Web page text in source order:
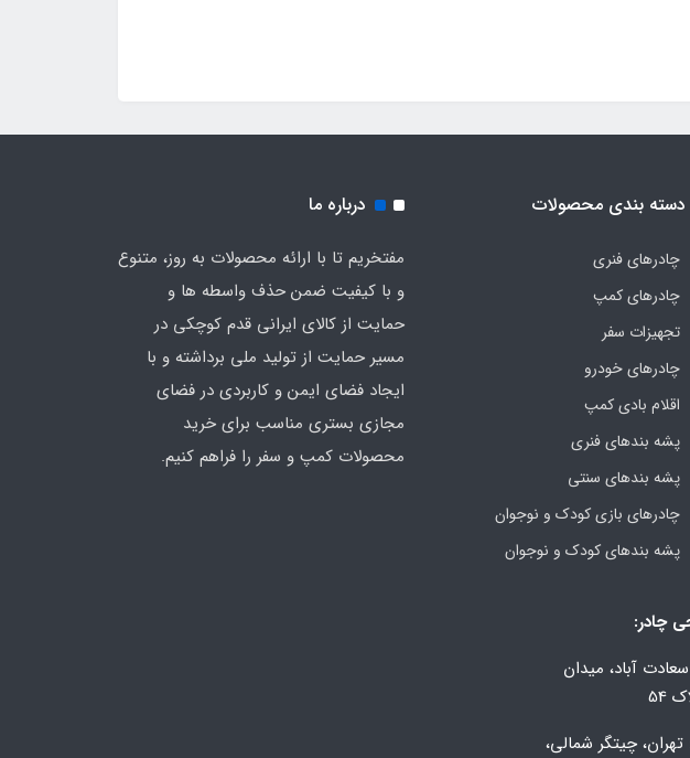
دسته بندی محصولات
چادرهای فنری
چادرهای کمپ
تجهیزات سفر
چادرهای خودرو
اقلام بادی کمپ
پشه‌ بندهای فنری
پشه‌ بندهای سنتی
چادرهای بازی کودک و نوجوان
پشه‌ بندهای کودک و نوجوان
درباره ما
مفتخریم تا با ارائه محصولات به روز، متنوع
و با کیفیت ضمن حذف واسطه ها و
حمایت از کالای ایرانی قدم کوچکی در
مسیر حمایت از تولید ملی برداشته و با
ایجاد فضای ایمن و کاربردی در فضای
مجازی بستری مناسب برای خرید
محصولات کمپ و سفر را فراهم کنیم.
چادر:
آباد، میدان
چیتگر شمالی،